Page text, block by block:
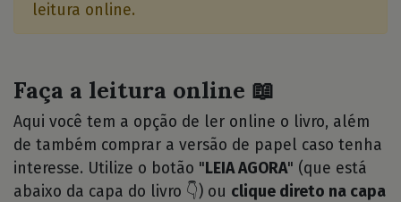
leitura online.
Faça a leitura online 📖
Aqui você tem a opção de ler online o livro, além
de também comprar a versão de papel caso tenha
interesse. Utilize o botão " LEIA AGORA" (que está
abaixo da capa do livro 👇) ou clique direto na capa